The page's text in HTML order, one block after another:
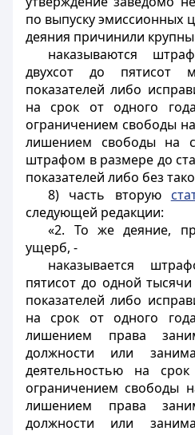
по выпуску эмиссионных
деяния причинили
наказываются
двухсот до пятисот
показателей либо
на срок от одного
ограничением свободы
лишением свободы на
штрафом в размере до
показателей либо без
8) часть вторую
следующей редакции:
«2. То же деяние,
ущерб, -
наказывается
пятисот до одной
показателей либо
на срок от одного
лишением права
должности или
деятельностью на
ограничением свободы
лишением права
должности или